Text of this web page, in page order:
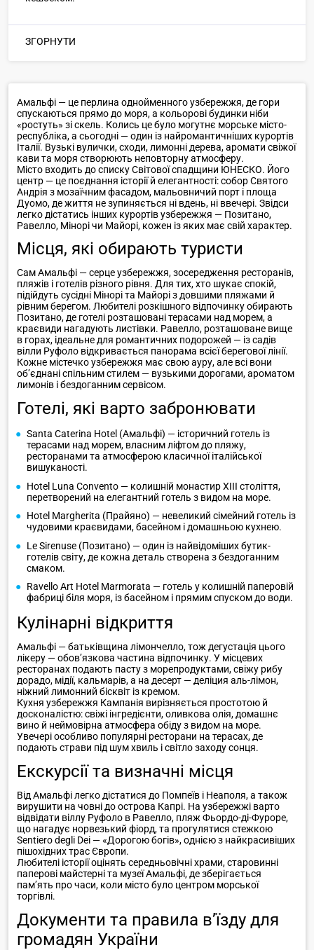
ЗГОРНУТИ
Амальфі — це перлина однойменного узбережжя, де гори
спускаються прямо до моря, а кольорові будинки ніби
«ростуть» зі скель. Колись це було могутнє морське місто-
республіка, а сьогодні — один із найромантичніших курортів
Італії. Вузькі вулички, сходи, лимонні дерева, аромати свіжої
кави та моря створюють неповторну атмосферу.
Місто входить до списку Світової спадщини ЮНЕСКО. Його
центр — це поєднання історії й елегантності: собор Святого
Андрія з мозаїчним фасадом, мальовничий порт і площа
Дуомо, де життя не зупиняється ні вдень, ні ввечері. Звідси
легко дістатись інших курортів узбережжя — Позитано,
Равелло, Мінорі чи Майорі, кожен із яких має свій характер.
Місця, які обирають туристи
Сам Амальфі — серце узбережжя, зосередження ресторанів,
пляжів і готелів різного рівня. Для тих, хто шукає спокій,
підійдуть сусідні Мінорі та Майорі з довшими пляжами й
рівним берегом. Любителі розкішного відпочинку обирають
Позитано, де готелі розташовані терасами над морем, а
краєвиди нагадують листівки. Равелло, розташоване вище
в горах, ідеальне для романтичних подорожей — із садів
вілли Руфоло відкривається панорама всієї берегової лінії.
Кожне містечко узбережжя має свою ауру, але всі вони
об’єднані спільним стилем — вузькими дорогами, ароматом
лимонів і бездоганним сервісом.
Готелі, які варто забронювати
Santa Caterina Hotel (Амальфі) — історичний готель із
терасами над морем, власним ліфтом до пляжу,
ресторанами та атмосферою класичної італійської
вишуканості.
Hotel Luna Convento — колишній монастир XIII століття,
перетворений на елегантний готель з видом на море.
Hotel Margherita (Прайяно) — невеликий сімейний готель із
чудовими краєвидами, басейном і домашньою кухнею.
Le Sirenuse (Позитано) — один із найвідоміших бутик-
готелів світу, де кожна деталь створена з бездоганним
смаком.
Ravello Art Hotel Marmorata — готель у колишній паперовій
фабриці біля моря, із басейном і прямим спуском до води.
Кулінарні відкриття
Амальфі — батьківщина лімончелло, тож дегустація цього
лікеру — обов’язкова частина відпочинку. У місцевих
ресторанах подають пасту з морепродуктами, свіжу рибу
дорадо, мідії, кальмарів, а на десерт — деліция аль-лімон,
ніжний лимонний бісквіт із кремом.
Кухня узбережжя Кампанія вирізняється простотою й
досконалістю: свіжі інгредієнти, оливкова олія, домашнє
вино й неймовірна атмосфера обіду з видом на море.
Увечері особливо популярні ресторани на терасах, де
подають страви під шум хвиль і світло заходу сонця.
Екскурсії та визначні місця
Від Амальфі легко дістатися до Помпеїв і Неаполя, а також
вирушити на човні до острова Капрі. На узбережжі варто
відвідати віллу Руфоло в Равелло, пляж Фьордо-ді-Фуроре,
що нагадує норвезький фіорд, та прогулятися стежкою
Sentiero degli Dei — «Дорогою богів», однією з найкрасивіших
пішохідних трас Європи.
Любителі історії оцінять середньовічні храми, старовинні
паперові майстерні та музеї Амальфі, де зберігається
пам’ять про часи, коли місто було центром морської
торгівлі.
Документи та правила в’їзду для
громадян України